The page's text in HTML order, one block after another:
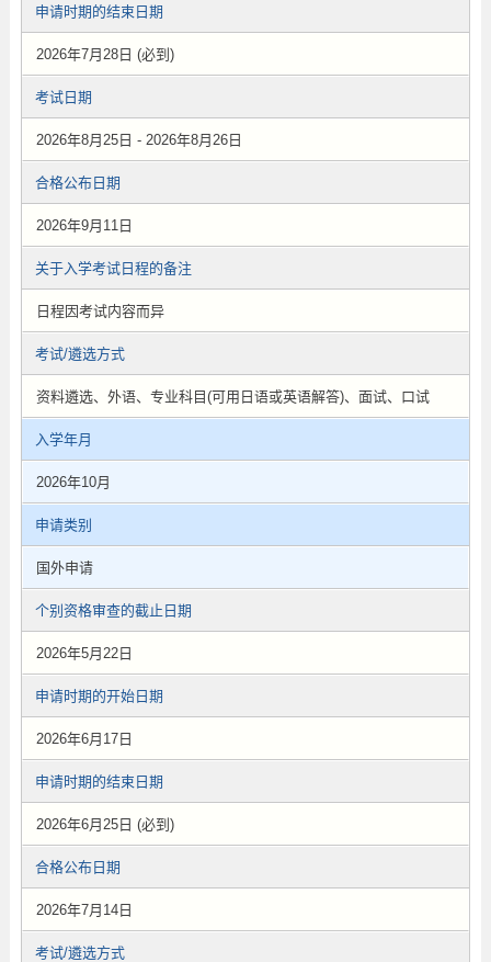
申请时期的结束日期
2026年7月28日 (必到)
考试日期
2026年8月25日 - 2026年8月26日
合格公布日期
2026年9月11日
关于入学考试日程的备注
日程因考试内容而异
考试/遴选方式
资料遴选、外语、专业科目(可用日语或英语解答)、面试、口试
入学年月
2026年10月
申请类别
国外申请
个别资格审查的截止日期
2026年5月22日
申请时期的开始日期
2026年6月17日
申请时期的结束日期
2026年6月25日 (必到)
合格公布日期
2026年7月14日
考试/遴选方式